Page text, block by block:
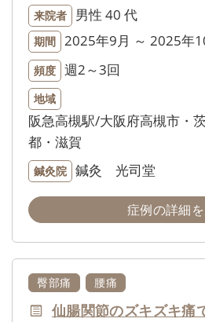
来院者 男性 40 代
期間 2025年9月 ～ 2025年
頻度 週2～3回
地域
阪急高槻駅/大阪府高槻市・
都・滋賀
鍼灸院 鍼灸 光司堂
症例の詳細
臀部痛 腰痛
仙腸関節のズキズキ痛